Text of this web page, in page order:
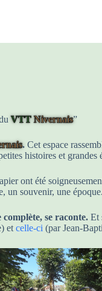
VTT Nivernais”
. Cet espace
histoires et
ont été
un souvenir, une époque.
se raconte. Et
et celle-ci (par Jean-